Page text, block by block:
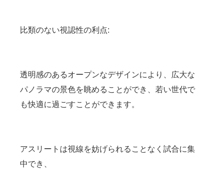
比類のない視認性の利点:
透明感のあるオープンなデザインにより、広大な
パノラマの景色を眺めることができ、若い世代で
も快適に過ごすことができます。
アスリートは視線を妨げられることなく試合に集
中でき、